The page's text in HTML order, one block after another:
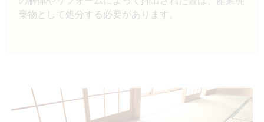
棄物として処分する必要があります。